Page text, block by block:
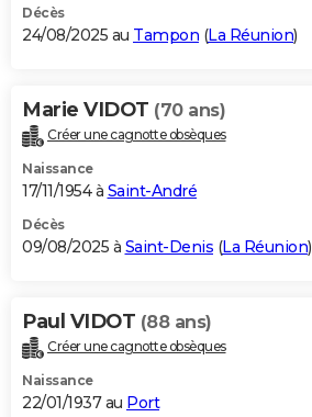
Décès
24/08/2025 au Tampon (La Réunion)
Marie VIDOT (70 ans)
Créer une cagnotte obsèques
Naissance
17/11/1954 à Saint-André
Décès
09/08/2025 à Saint-Denis (La Réunion)
Paul VIDOT (88 ans)
Créer une cagnotte obsèques
Naissance
22/01/1937 au Port